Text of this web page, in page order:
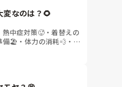
変なのは？🌻
熱中症対策🥵・着替えの
備🏖️ ・ 体力の消耗💨 ・ そ